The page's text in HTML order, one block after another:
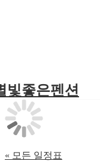
빛좋은펜션
« 모든 일정표